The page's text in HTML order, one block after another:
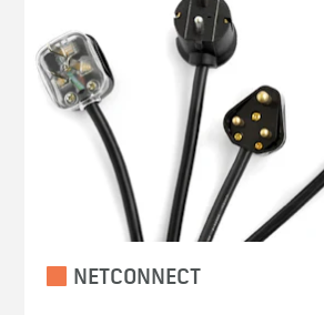
NETCONNECT